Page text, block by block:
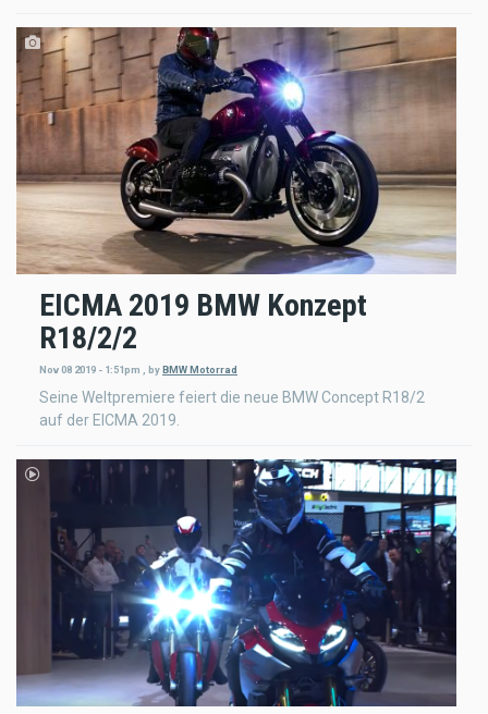
EICMA 2019 BMW Konzept
R18/2/2
Nov 08 2019 - 1:51pm byBMW Motorrad
Seine Weltpremiere feiert die neue BMW Concept R18/2
auf der EICMA 2019.